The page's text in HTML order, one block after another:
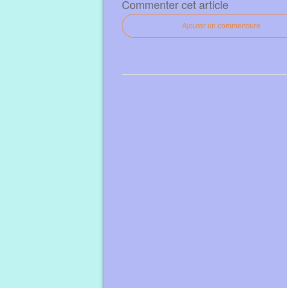
Commenter cet article
Ajouter un commentaire